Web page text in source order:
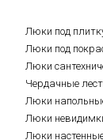
Люки под
Люки под
Люки
Чердачные
Люки
Люки
Люки